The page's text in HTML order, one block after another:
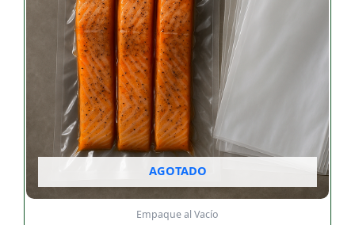
AGOTADO
Empaque al Vacío